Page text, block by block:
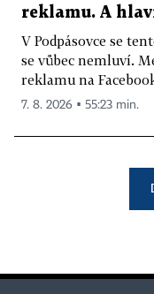
reklamu. A
V Podpásovce se
se vůbec nemluví.
reklamu na
7. 8. 2026 ▪ 55:23 min.